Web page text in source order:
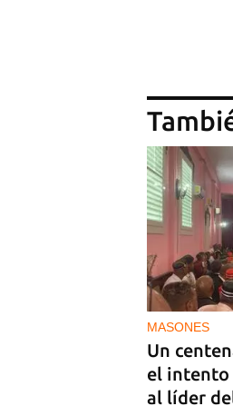
MASONES
Un
el intento
al líder